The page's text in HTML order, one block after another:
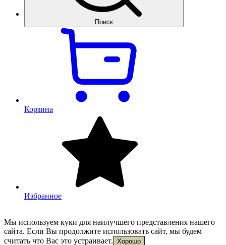
Поиск
Корзина
Избранное
Мы используем куки для наилучшего представления нашего
сайта. Если Вы продолжите использовать сайт, мы будем
считать что Вас это устраивает. Хорошо